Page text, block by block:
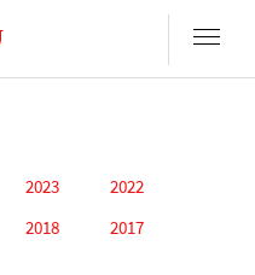
2023
2022
2018
2017